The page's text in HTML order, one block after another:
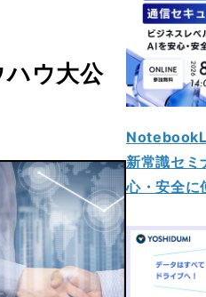
Workspace活用マニュアル
ー向けトレーニング Y's UP Skill
ウ大公
新常識セミ
心・安全に